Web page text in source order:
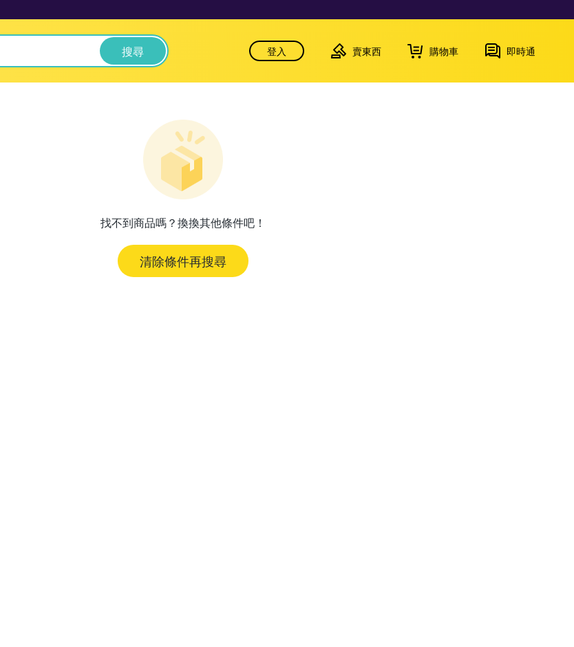
搜尋 登入 賣東西 購物車 即時通
找不到商品嗎？換換其他條件吧！
清除條件再搜尋